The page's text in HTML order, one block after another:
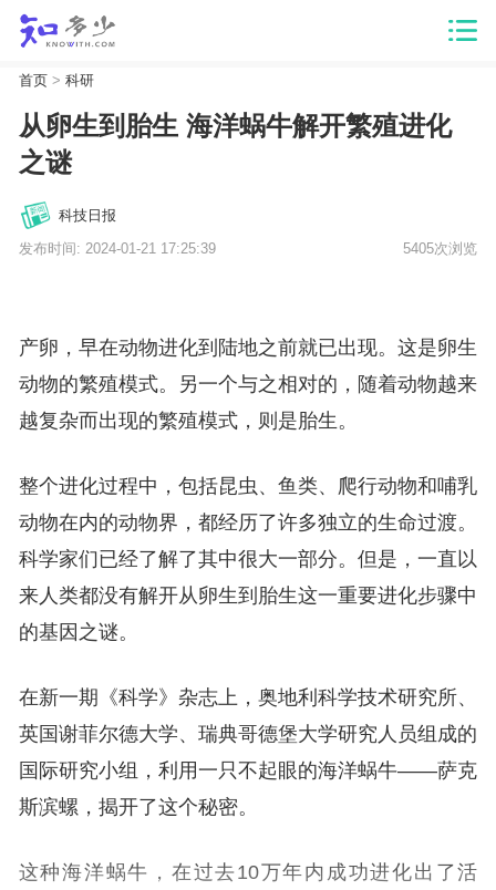
首页> 科研
从卵生到胎生 海洋蜗牛解开繁殖进化
之谜
科技日报
发布时间: 2024-01-21 17:25:39 5405次浏览
产卵，早在动物进化到陆地之前就已出现。这是卵生
动物的繁殖模式。另一个与之相对的，随着动物越来
越复杂而出现的繁殖模式，则是胎生。
整个进化过程中，包括昆虫、鱼类、爬行动物和哺乳
动物在内的动物界，都经历了许多独立的生命过渡。
科学家们已经了解了其中很大一部分。但是，一直以
来人类都没有解开从卵生到胎生这一重要进化步骤中
的基因之谜。
在新一期《科学》杂志上，奥地利科学技术研究所、
英国谢菲尔德大学、瑞典哥德堡大学研究人员组成的
国际研究小组，利用一只不起眼的海洋蜗牛——萨克
斯滨螺，揭开了这个秘密。
这种海洋蜗牛，在过去10万年内成功进化出了活